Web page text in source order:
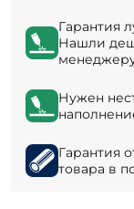
Гарантия
Нашли
Нужен
Гарантия
товара в